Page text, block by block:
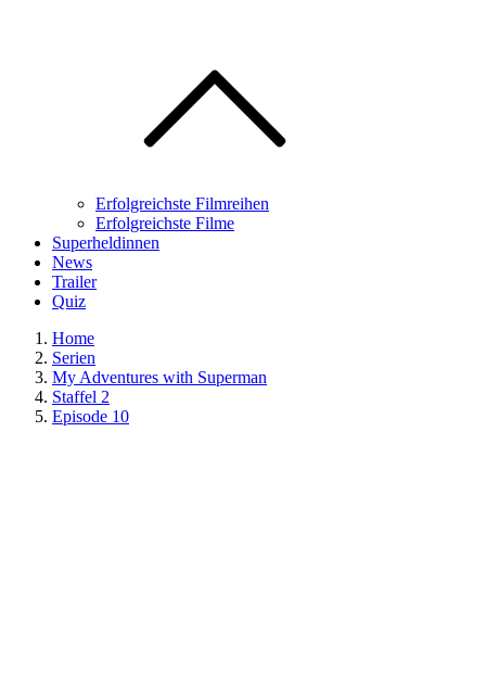
Erfolgreichste Filmreihen
Erfolgreichste Filme
Superheldinnen
News
Trailer
Quiz
Home
Serien
My Adventures with Superman
Staffel 2
Episode 10